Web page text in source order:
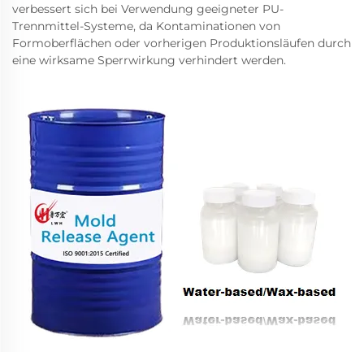
verbessert sich bei Verwendung geeigneter PU-
Trennmittel-Systeme, da Kontaminationen von
Formoberflächen oder vorherigen Produktionsläufen durch
eine wirksame Sperrwirkung verhindert werden.